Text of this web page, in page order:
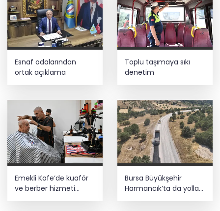
Esnaf odalarından
ortak açıklama
Toplu taşımaya sıkı
denetim
Emekli Kafe’de kuaför
ve berber hizmeti
başladı
Bursa Büyükşehir
Harmancık’ta da yolları
yeniliyor